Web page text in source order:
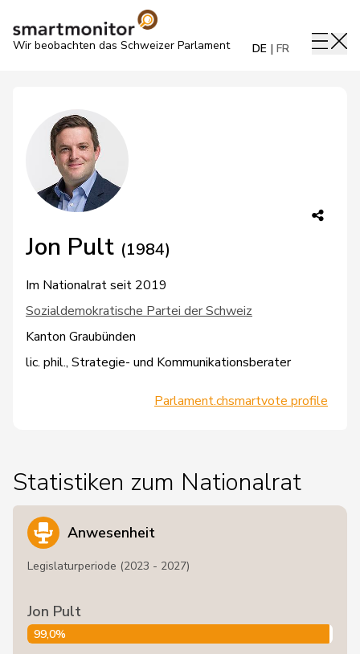
Wir beobachten das Schweizer Parlament DE FR
Jon Pult (1984)
Im Nationalrat seit 2019
Sozialdemokratische Partei der Schweiz
Kanton Graubünden
lic. phil., Strategie- und Kommunikationsberater
Parlament.chsmartvote profile
Statistiken zum Nationalrat
Anwesenheit
Legislaturperiode (2023 - 2027)
Jon Pult
99,0%